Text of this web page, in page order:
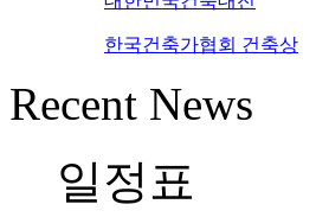
한국건축가협회 건축상
Recent News
일정표